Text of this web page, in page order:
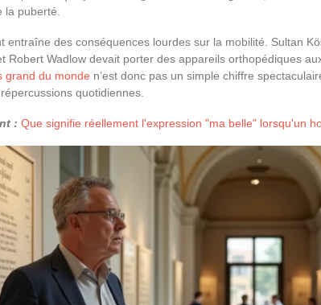
la puberté.
entraîne des conséquences lourdes sur la mobilité. Sultan
Robert Wadlow devait porter des appareils orthopédiques
grand du monde n’est donc pas un simple chiffre
quotidiennes.
: Que signifie réellement l'expression "ma belle" lorsqu'un